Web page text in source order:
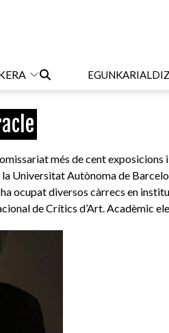
EGUNKARI
més de cent
Universitat Autònoma de
ocupat diversos càrrecs en
de Crítics d’Art. Acadèmic